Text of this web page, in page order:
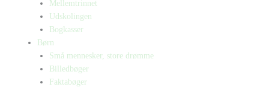
Mellemtrinnet
Udskolingen
Bogkasser
Børn
Små mennesker, store drømme
Billedbøger
Faktabøger